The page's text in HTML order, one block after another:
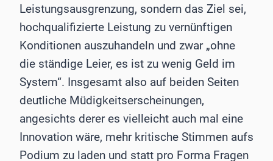
Leistungsausgrenzung, sondern das Ziel sei,
hochqualifizierte Leistung zu vernünftigen
Konditionen auszuhandeln und zwar „ohne
die ständige Leier, es ist zu wenig Geld im
System“. Insgesamt also auf beiden Seiten
deutliche Müdigkeitserscheinungen,
angesichts derer es vielleicht auch mal eine
Innovation wäre, mehr kritische Stimmen aufs
Podium zu laden und statt pro Forma Fragen